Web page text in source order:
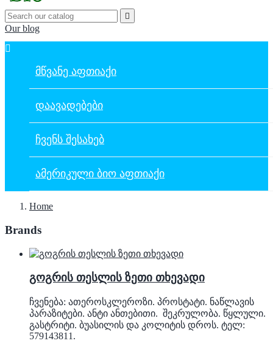

Our blog

ᲛᲬᲕᲐᲜᲔ ᲐᲤᲗᲘᲐᲥᲘ
ᲓᲐᲐᲕᲐᲓᲔᲑᲔᲑᲘ
ᲩᲕᲔᲜᲡ ᲨᲔᲡᲐᲮᲔᲑ
ᲐᲛᲔᲠᲘᲙᲣᲚᲘ ᲑᲘᲝ ᲐᲤᲗᲘᲐᲥᲘ
Home
Brands
გოგრის თესლის ზეთი თხევადი
ჩვენება: ათეროსკლეროზი. პროსტატი. ნაწლავის
პარაზიტები. ანტი ანთებითი. შეკრულობა. წყლული.
გასტრიტი. ბუასილის და კოლიტის დროს. ტელ:
579143811.